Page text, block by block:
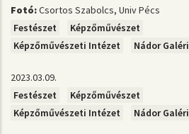
Fotó:Csortos Szabolcs, Univ Pécs
Festészet
Képzőművészet
Képzőművészeti Intézet
Nádor
2023.03.09.
Festészet
Képzőművészet
Képzőművészeti Intézet
Nádor